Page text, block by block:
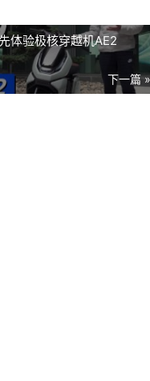
体验极核穿越机AE2
下一篇 »